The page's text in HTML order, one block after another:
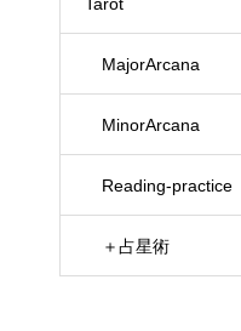
MajorArcana
MinorArcana
Reading-practice
＋占星術